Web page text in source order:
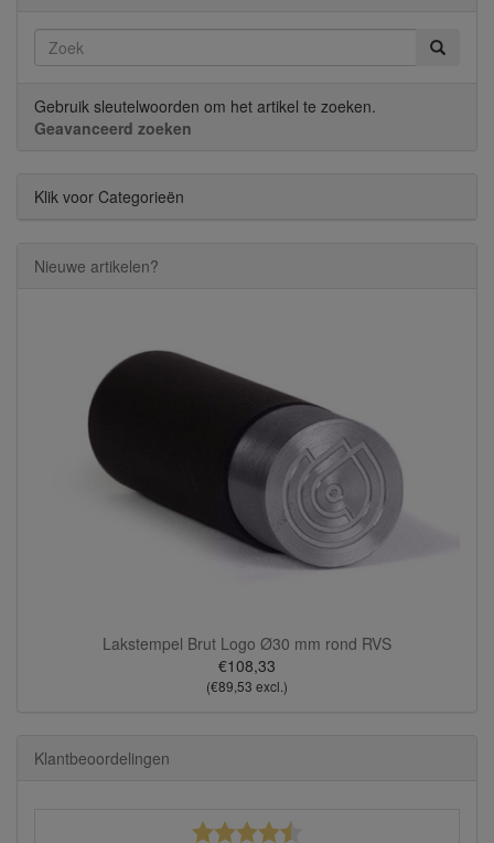
Gebruik sleutelwoorden om het artikel te zoeken.
Geavanceerd zoeken
Klik voor Categorieën
Nieuwe artikelen?
Lakstempel Brut Logo Ø30 mm rond RVS
€108,33
(€89,53 excl.)
Klantbeoordelingen